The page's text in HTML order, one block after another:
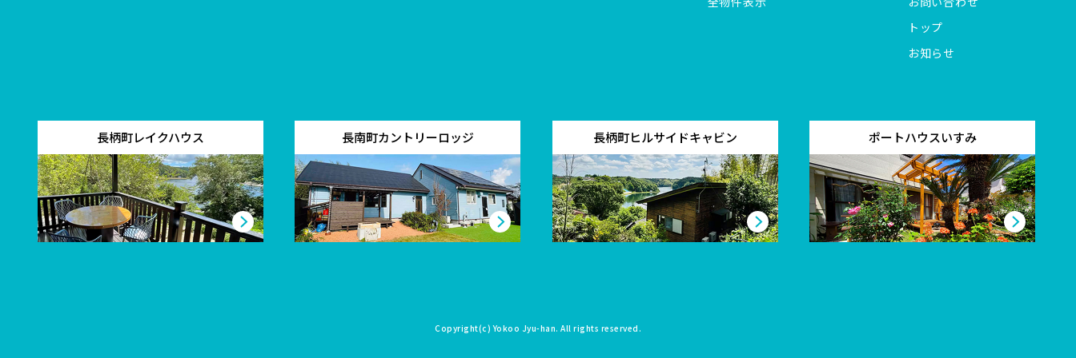
トップ
お知らせ
長柄町レイクハウス 長南町カントリーロッジ 長柄町ヒルサイドキャビン ポートハウスいすみ
Copyright(c)Yokoo Jyu-han. All rights reserved.